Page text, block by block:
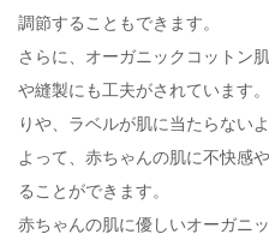
調節することもできます。
さらに、オーガニックコットン
や縫製にも工夫がされています
りや、ラベルが肌に当たらない
よって、赤ちゃんの肌に不快感
ることができます。
赤ちゃんの肌に優しいオーガニ